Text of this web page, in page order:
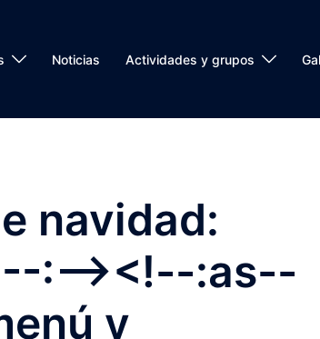
Noticias Actividades y grupos
navidad:
:--><!--:as--
y